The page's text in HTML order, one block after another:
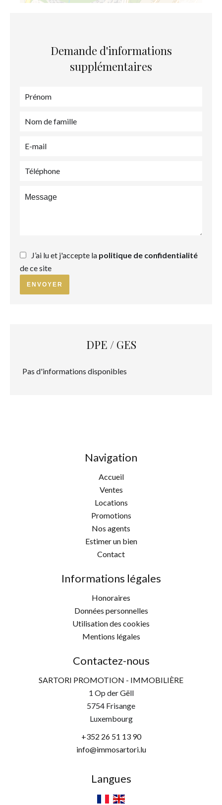
Demande d'informations
supplémentaires
J’ai lu et j'accepte la politique de confidentialité
de ce site
ENVOYER
DPE / GES
Pas d'informations disponibles
Navigation
Accueil
Ventes
Locations
Promotions
Nos agents
Estimer un bien
Contact
Informations légales
Honoraires
Données personnelles
Utilisation des cookies
Mentions légales
Contactez-nous
SARTORI PROMOTION - IMMOBILIÈRE
1 Op der Gëll
5754 Frisange
Luxembourg
+352 26 51 13 90
info@immosartori.lu
Langues